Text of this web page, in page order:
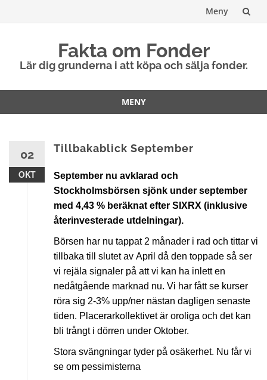
Meny
Fakta om Fonder
Lär dig grunderna i att köpa och sälja fonder.
MENY
02
OKT
Tillbakablick September
September nu avklarad och
Stockholmsbörsen sjönk under september
med 4,43 % beräknat efter SIXRX (inklusive
återinvesterade utdelningar).
Börsen har nu tappat 2 månader i rad och tittar vi
tillbaka till slutet av April då den toppade så ser
vi rejäla signaler på att vi kan ha inlett en
nedåtgående marknad nu. Vi har fått se kurser
röra sig 2-3% upp/ner nästan dagligen senaste
tiden. Placerarkollektivet är oroliga och det kan
bli trångt i dörren under Oktober.
Stora svängningar tyder på osäkerhet. Nu får vi
se om pessimisterna